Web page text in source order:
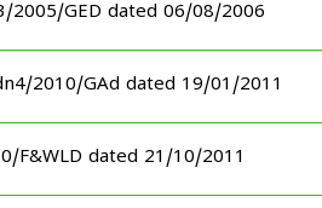
2005/GED dated 06/08/2006
2010/GAd dated 19/01/2011
F&WLD dated 21/10/2011